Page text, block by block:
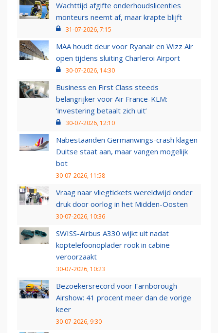
Wachttijd afgifte onderhoudslicenties
monteurs neemt af, maar krapte blijft
31-07-2026, 7:15
MAA houdt deur voor Ryanair en Wizz Air
open tijdens sluiting Charleroi Airport
30-07-2026, 14:30
Business en First Class steeds
belangrijker voor Air France-KLM:
‘investering betaalt zich uit’
30-07-2026, 12:10
Nabestaanden Germanwings-crash klagen
Duitse staat aan, maar vangen mogelijk
bot
30-07-2026, 11:58
Vraag naar vliegtickets wereldwijd onder
druk door oorlog in het Midden-Oosten
30-07-2026, 10:36
SWISS-Airbus A330 wijkt uit nadat
koptelefoonoplader rook in cabine
veroorzaakt
30-07-2026, 10:23
Bezoekersrecord voor Farnborough
Airshow: 41 procent meer dan de vorige
keer
30-07-2026, 9:30